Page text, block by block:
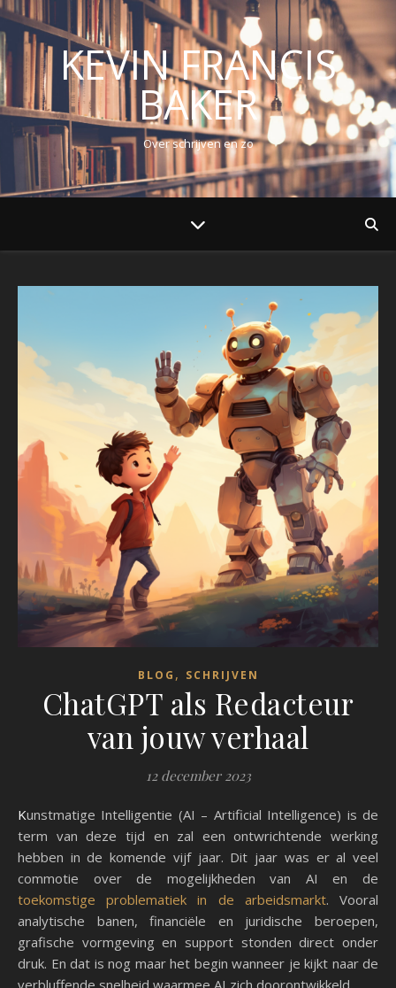
KEVIN FRANCIS
BAKER
Over schrijven en zo
BLOG , SCHRIJVEN
ChatGPT als Redacteur
van jouw verhaal
12 december 2023
Kunstmatige Intelligentie (AI – Artificial Intelligence) is de
term van deze tijd en zal een ontwrichtende werking
hebben in de komende vijf jaar. Dit jaar was er al veel
commotie over de mogelijkheden van AI en de
toekomstige problematiek in de arbeidsmarkt. Vooral
analytische banen, financiële en juridische beroepen,
grafische vormgeving en support stonden direct onder
druk. En dat is nog maar het begin wanneer je kijkt naar de
verbluffende snelheid waarmee AI zich doorontwikkeld.